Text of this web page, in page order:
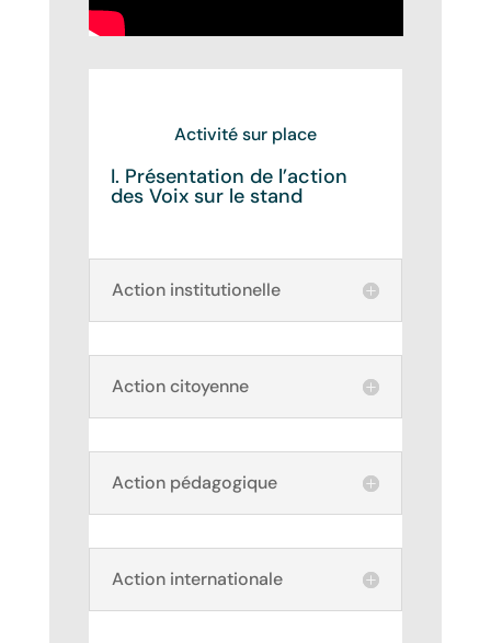
Activité sur place
I. Présentation de l’action
des Voix sur le stand
Action institutionelle
Action citoyenne
Action pédagogique
Action internationale